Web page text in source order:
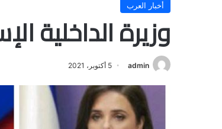
أخبار العرب
وزيرة الداخلية
admin 5 أكتوبر، 2021